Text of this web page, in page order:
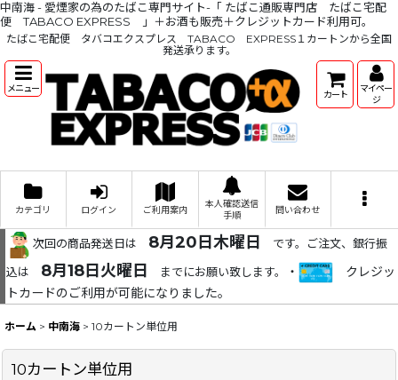
中南海 - 愛煙家の為のたばこ専門サイト-「 たばこ通販専門店 たばこ宅配
便 TABACO EXPRESS 」＋お酒も販売＋クレジットカード利用可。
たばこ宅配便 タバコエクスプレス TABACO EXPRESS１カートンから全国
発送承ります。
メニュー カート
マイペー
ジ
カテゴリ ログイン ご利用案内
本人確認送信
手順
問い合わせ
次回の商品発送日は 8月20日木曜日
です。ご注文、銀行振
込は
8月18日火曜日 までにお願い致します。 ・
クレジッ
トカードのご利用が可能になりました。
ホーム > 中南海 > 10カートン単位用
10カートン単位用